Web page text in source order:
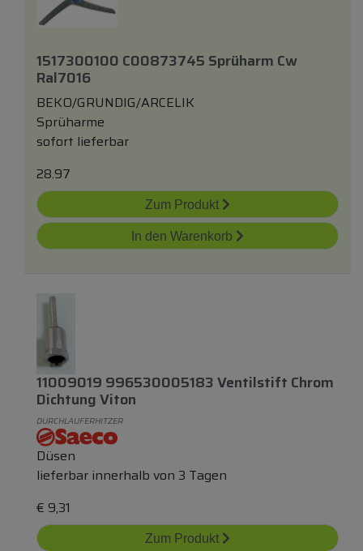
1517300100 C00873745 Sprüharm Cw
Ral7016
BEKO/GRUNDIG/ARCELIK
Sprüharme
sofort lieferbar
28.97
Zum Produkt
In den Warenkorb
11009019 996530005183 Ventilstift Chrom
Dichtung Viton
DURCHLAUFERHITZER
Düsen
lieferbar innerhalb von 3 Tagen
€ 9,31
Zum Produkt